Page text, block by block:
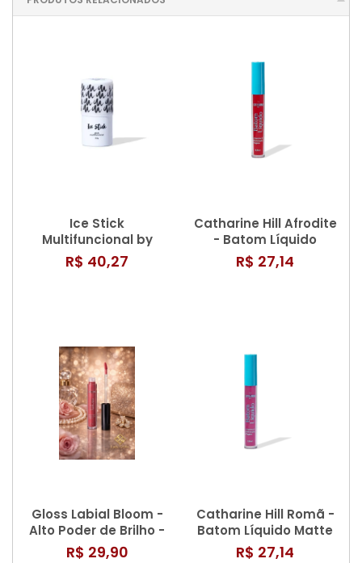
Ice Stick
Multifuncional by
Mayara Cardoso -
Catharine Hill
R$ 40,27
Catharine Hill Afrodite
- Batom Líquido
Matte 3,8ml
R$ 27,14
Gloss Labial Bloom -
Alto Poder de Brilho -
Catharine Hill
R$ 29,90
Catharine Hill Romã -
Batom Líquido Matte
3,8ml
R$ 27,14